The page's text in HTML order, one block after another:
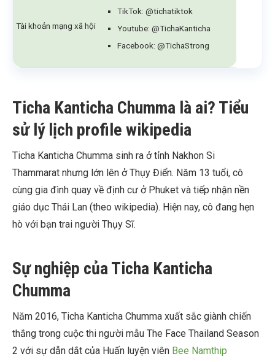
Tài khoản mạng xã hội
TikTok: @tichatiktok
Youtube: @TichaKanticha
Facebook: @TichaStrong
Ticha Kanticha Chumma là ai? Tiểu
sử lý lịch profile wikipedia
Ticha Kanticha Chumma sinh ra ở tỉnh Nakhon Si
Thammarat nhưng lớn lên ở Thụy Điển. Năm 13 tuổi, cô
cùng gia đình quay về định cư ở Phuket và tiếp nhận nền
giáo dục Thái Lan (theo wikipedia). Hiện nay, cô đang hẹn
hò với bạn trai người Thụy Sĩ.
Sự nghiệp của Ticha Kanticha
Chumma
Năm 2016, Ticha Kanticha Chumma xuất sắc giành chiến
thắng trong cuộc thi người mẫu The Face Thailand Season
2 với sự dẫn dắt của Huấn luyện viên Bee Namthip